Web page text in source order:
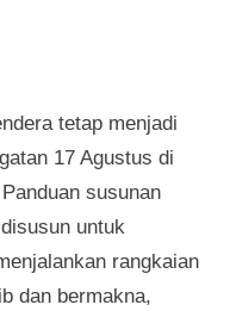
tetap menjadi
17 Agustus di
susunan
untuk
rangkaian
dan bermakna,